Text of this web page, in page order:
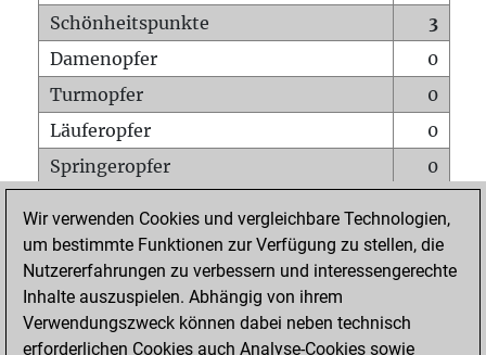
Schönheitspunkte
3
Damenopfer
0
Turmopfer
0
Läuferopfer
0
Springeropfer
0
Matt auf vollem Brett
0
Bauer setzt Matt
0
Erstickte Matts
Unterverwandlungen
Wir verwenden Cookies und vergleichbare Technologien,
um bestimmte Funktionen zur Verfügung zu stellen, die
Nutzererfahrungen zu verbessern und interessengerechte
Inhalte auszuspielen. Abhängig von ihrem
Verwendungszweck können dabei neben technisch
erforderlichen Cookies auch Analyse-Cookies sowie